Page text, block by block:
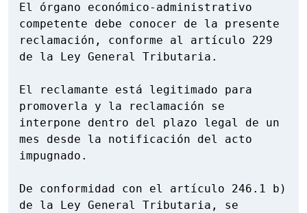
El órgano económico-administrativo
competente debe conocer de la presente
reclamación, conforme al artículo 229
de la Ley General Tributaria.
El reclamante está legitimado para
promoverla y la reclamación se
interpone dentro del plazo legal de un
mes desde la notificación del acto
impugnado.
De conformidad con el artículo 246.1 b)
de la Ley General Tributaria, se